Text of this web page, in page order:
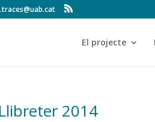
El projecte
2014